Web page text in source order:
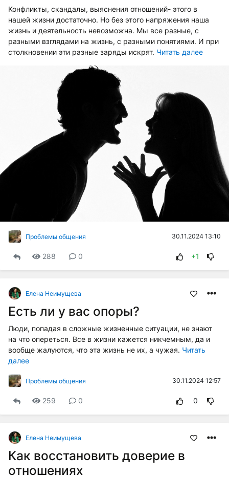
Конфликты, скандалы, выяснения отношений- этого в
нашей жизни достаточно. Но без этого напряжения наша
жизнь и деятельность невозможна. Мы все разные, с
разными взглядами на жизнь, с разными понятиями. И при
столкновении эти разные заряды искрят. Читать далее
Проблемы общения 30.11.2024 13:10
288 0 +1
Елена Неимущева
Есть ли у вас опоры?
Люди, попадая в сложные жизненные ситуации, не знают
на что опереться. Все в жизни кажется никчемным, да и
вообще жалуются, что эта жизнь не их, а чужая. Читать
далее
Проблемы общения 30.11.2024 12:57
259 0 0
Елена Неимущева
Как восстановить доверие в
отношениях